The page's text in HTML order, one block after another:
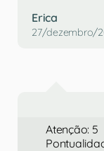
Erica
27/dezembro/
Atenção: 5